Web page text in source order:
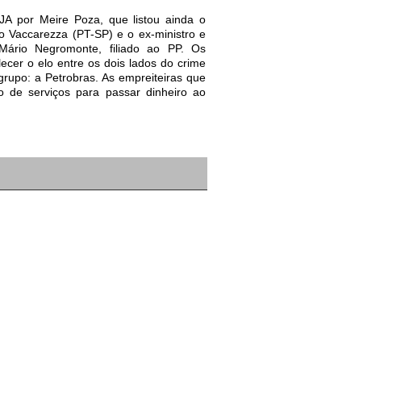
por Meire Poza, que listou ainda o
Vaccarezza (PT-SP) e o ex-ministro e
Negromonte, filiado ao PP. Os
o elo entre os dois lados do crime
a Petrobras. As empreiteiras que
de serviços para passar dinheiro ao